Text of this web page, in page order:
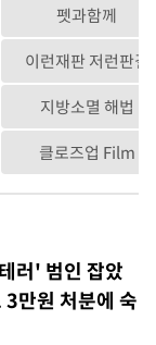
펫과함께
이런재판 저런판결
지방소멸 해법
클로즈업 Film
러' 범인 잡았
만원 처분에 숙